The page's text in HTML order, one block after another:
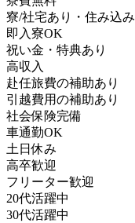
寮/社宅あり・住み込み
即入寮OK
祝い金・特典あり
高収入
赴任旅費の補助あり
引越費用の補助あり
社会保険完備
車通勤OK
土日休み
高卒歓迎
フリーター歓迎
20代活躍中
30代活躍中